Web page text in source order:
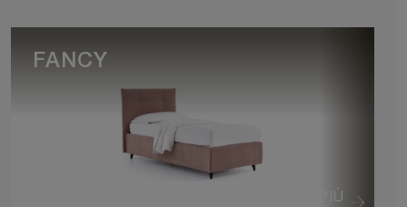
VEDI DI PIÙ
FANCY